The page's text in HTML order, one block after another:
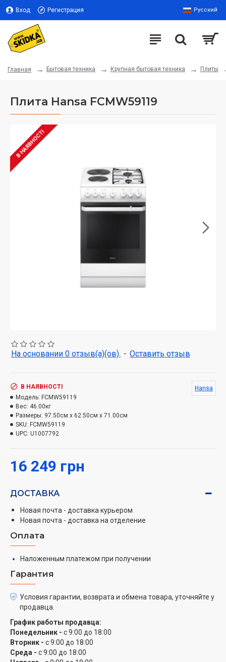
Вход Регистрация Русский
Главная Бытовая техника Крупная бытовая техника Плиты
Плита Hansa FCMW59119
В НАЯВНОСТІ
На основании 0 отзыв(а)(ов). - Оставить отзыв
16 249 грн
В НАЯВНОСТІ
Модель: FCMW59119
Вес: 46.00кг
Размеры: 97.50см x 62.50см x 71.00см
SKU: FCMW59119
UPC: U1007792
Hansa
ДОСТАВКА
Новая почта - доставка курьером
Новая почта - доставка на отделение
Оплата
Наложенным платежом при получении
Гарантия
Условия гарантии, возврата и обмена товара, уточняйте у
продавца.
График работы продавца:
Понедельник - с 9:00 до 18:00
Вторник - с 9:00 до 18:00
Среда - с 9:00 до 18:00